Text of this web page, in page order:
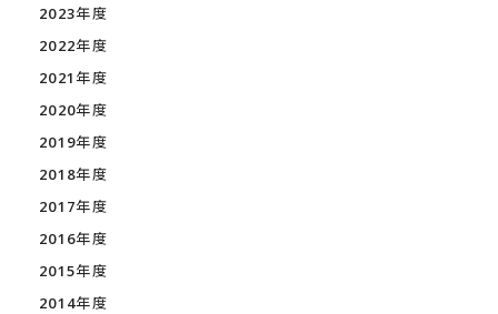
2023年度
2022年度
2021年度
2020年度
2019年度
2018年度
2017年度
2016年度
2015年度
2014年度